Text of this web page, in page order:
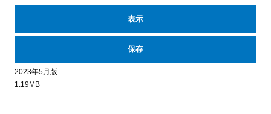
表示
保存
2023年5月版
1.19MB